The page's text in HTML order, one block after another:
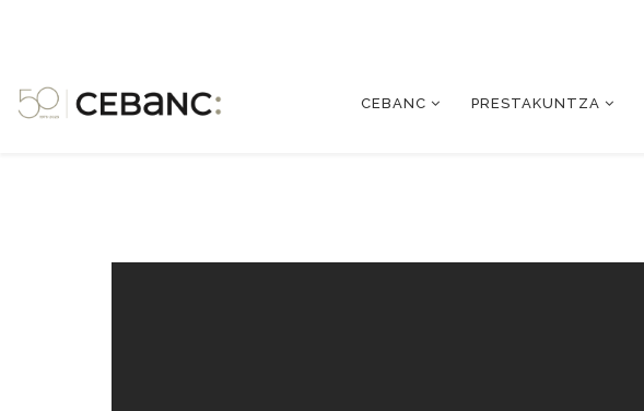
CEBANC PRESTAKUNTZA